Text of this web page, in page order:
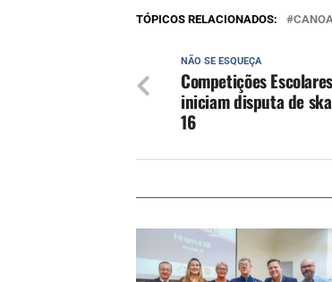
TÓPICOS RELACIONADOS:
NÃO SE ESQUEÇA
Competições
iniciam disputa de
16